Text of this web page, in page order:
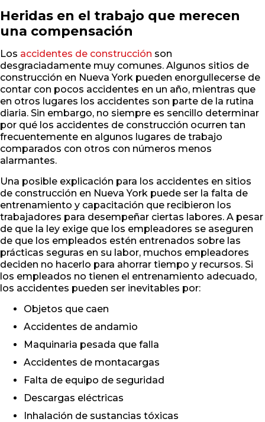
Heridas en el trabajo que merecen
una compensación
Los accidentes de construcción son
desgraciadamente muy comunes. Algunos sitios de
construcción en Nueva York pueden enorgullecerse de
contar con pocos accidentes en un año, mientras que
en otros lugares los accidentes son parte de la rutina
diaria. Sin embargo, no siempre es sencillo determinar
por qué los accidentes de construcción ocurren tan
frecuentemente en algunos lugares de trabajo
comparados con otros con números menos
alarmantes.
Una posible explicación para los accidentes en sitios
de construcción en Nueva York puede ser la falta de
entrenamiento y capacitación que recibieron los
trabajadores para desempeñar ciertas labores. A pesar
de que la ley exige que los empleadores se aseguren
de que los empleados estén entrenados sobre las
prácticas seguras en su labor, muchos empleadores
deciden no hacerlo para ahorrar tiempo y recursos. Si
los empleados no tienen el entrenamiento adecuado,
los accidentes pueden ser inevitables por:
Objetos que caen
Accidentes de andamio
Maquinaria pesada que falla
Accidentes de montacargas
Falta de equipo de seguridad
Descargas eléctricas
Inhalación de sustancias tóxicas